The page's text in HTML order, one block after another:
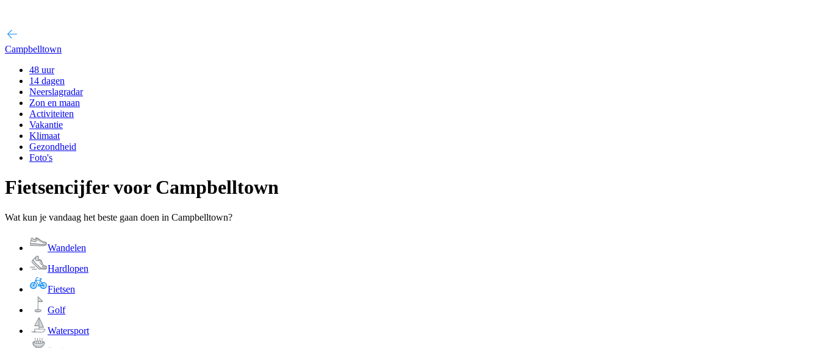
Campbelltown
48 uur
14 dagen
Neerslagradar
Zon en maan
Activiteiten
Vakantie
Klimaat
Gezondheid
Foto's
Fietsencijfer voor Campbelltown
Wat kun je vandaag het beste gaan doen in Campbelltown?
Wandelen
Hardlopen
Fietsen
Golf
Watersport